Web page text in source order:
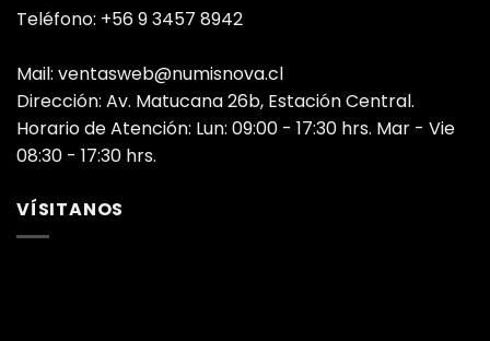
Teléfono: +56 9 3457 8942
Mail: ventasweb@numisnova.cl
Dirección: Av. Matucana 26b, Estación Central.
Horario de Atención: Lun: 09:00 - 17:30 hrs. Mar - Vie
08:30 - 17:30 hrs.
VÍSITANOS